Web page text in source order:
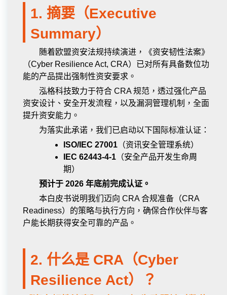
1. 摘要（Executive
Summary）
随着欧盟资安法规持续演进，《资安韧性法案》
（Cyber Resilience Act, CRA）已对所有具备数位功
能的产品提出强制性资安要求。
泓格科技致力于符合 CRA 规范，透过强化产品
资安设计、安全开发流程，以及漏洞管理机制，全面
提升资安能力。
为落实此承诺，我们已启动以下国际标准认证：
ISO/IEC 27001 （资讯安全管理系统）
IEC 62443-4-1 （安全产品开发生命周
期）
预计于 2026 年底前完成认证。
本白皮书说明我们迈向 CRA 合规准备（CRA
Readiness）的策略与执行方向，确保合作伙伴与客
户能长期获得安全可靠的产品。
2. 什么是 CRA（Cyber
Resilience Act）？